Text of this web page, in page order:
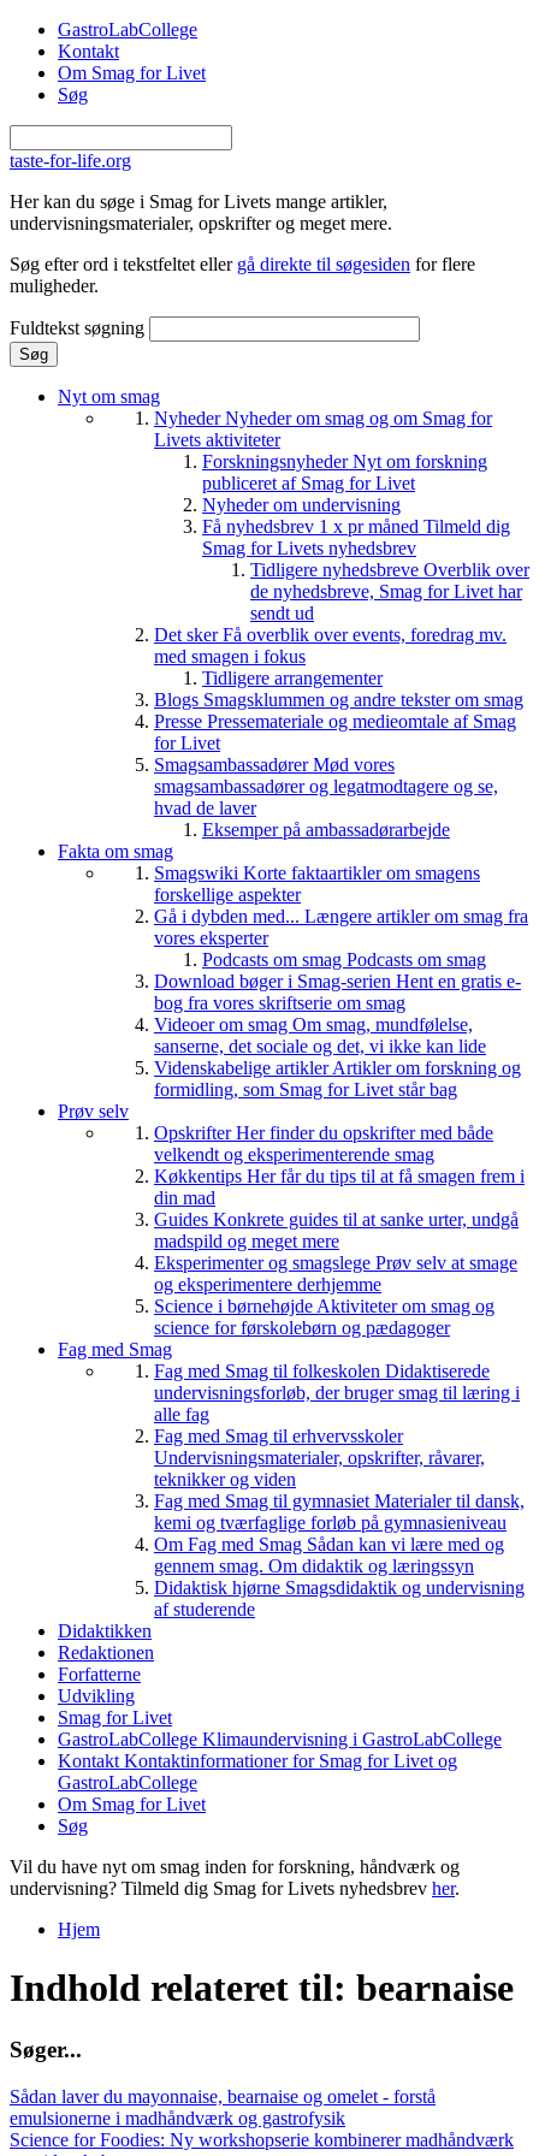
Gå til hovedindhold
GastroLabCollege
Kontakt
Om Smag for Livet
Søg
taste-for-life.org
Her kan du søge i Smag for Livets mange artikler,
undervisningsmaterialer, opskrifter og meget mere.
Søg efter ord i tekstfeltet eller gå direkte til søgesiden for flere
muligheder.
Fuldtekst søgning
Nyt om smag
NyhederNyheder om smag og om Smag for
Livets aktiviteter
ForskningsnyhederNyt om forskning
publiceret af Smag for Livet
Nyheder om undervisning
Få nyhedsbrev 1 x pr måned Tilmeld dig
Smag for Livets nyhedsbrev
Tidligere nyhedsbreve Overblik over
de nyhedsbreve, Smag for Livet har
sendt ud
Det skerFå overblik over events, foredrag mv.
med smagen i fokus
Tidligere arrangementer
Blogs Smagsklummen og andre tekster om smag
Presse Pressemateriale og medieomtale af Smag
for Livet
SmagsambassadørerMød vores
smagsambassadører og legatmodtagere og se,
hvad de laver
Eksemper på ambassadørarbejde
Fakta om smag
Smagswiki Korte faktaartikler om smagens
forskellige aspekter
Gå i dybden med... Længere artikler om smag fra
vores eksperter
Podcasts om smag Podcasts om smag
Download bøger i Smag-serien Hent en gratis e-
bog fra vores skriftserie om smag
Videoer om smag Om smag, mundfølelse,
sanserne, det sociale og det, vi ikke kan lide
Videnskabelige artiklerArtikler om forskning og
formidling, som Smag for Livet står bag
Prøv selv
OpskrifterHer finder du opskrifter med både
velkendt og eksperimenterende smag
Køkkentips Her får du tips til at få smagen frem i
din mad
Guides Konkrete guides til at sanke urter, undgå
madspild og meget mere
Eksperimenter og smagslege Prøv selv at smage
og eksperimentere derhjemme
Science i børnehøjde Aktiviteter om smag og
science for førskolebørn og pædagoger
Fag med Smag
Fag med Smag til folkeskolen Didaktiserede
undervisningsforløb, der bruger smag til læring i
alle fag
Fag med Smag til erhvervsskoler
Undervisningsmaterialer, opskrifter, råvarer,
teknikker og viden
Fag med Smag til gymnasiet Materialer til dansk,
kemi og tværfaglige forløb på gymnasieniveau
Om Fag med Smag Sådan kan vi lære med og
gennem smag. Om didaktik og læringssyn
Didaktisk hjørne Smagsdidaktik og undervisning
af studerende
Didaktikken
Redaktionen
Forfatterne
Udvikling
Smag for Livet
GastroLabCollege Klimaundervisning i GastroLabCollege
Kontakt Kontaktinformationer for Smag for Livet og
GastroLabCollege
Om Smag for Livet
Søg
Vil du have nyt om smag inden for forskning, håndværk og
undervisning? Tilmeld dig Smag for Livets nyhedsbrev her.
Hjem
Indhold relateret til: bearnaise
Søger...
Sådan laver du mayonnaise, bearnaise og omelet - forstå
emulsionerne i madhåndværk og gastrofysik
Science for Foodies: Ny workshopserie kombinerer madhåndværk